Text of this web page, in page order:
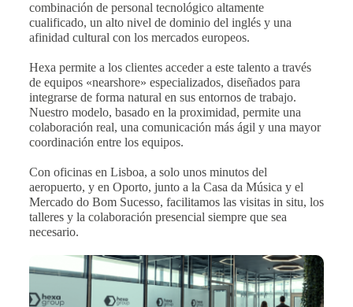
combinación de personal tecnológico altamente
cualificado, un alto nivel de dominio del inglés y una
afinidad cultural con los mercados europeos.
Hexa permite a los clientes acceder a este talento a través
de equipos «nearshore» especializados, diseñados para
integrarse de forma natural en sus entornos de trabajo.
Nuestro modelo, basado en la proximidad, permite una
colaboración real, una comunicación más ágil y una mayor
coordinación entre los equipos.
Con oficinas en Lisboa, a solo unos minutos del
aeropuerto, y en Oporto, junto a la Casa da Música y el
Mercado do Bom Sucesso, facilitamos las visitas in situ, los
talleres y la colaboración presencial siempre que sea
necesario.